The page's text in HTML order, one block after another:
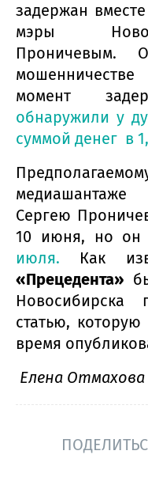
задержан
мэры
Проничевым.
момент
обнаружили у
суммой денег в
Сергею
10 июня, но он
июля. Как
«Прецедента»
Новосибирска
статью,
время
Елена Отмахова